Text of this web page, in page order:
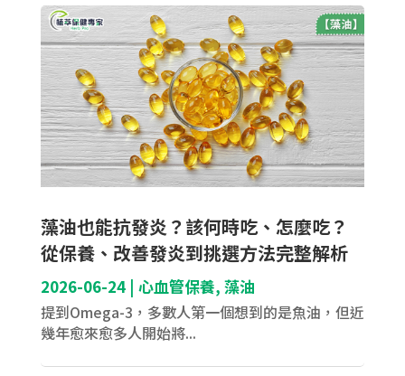
藻油也能抗發炎？該何時吃、怎麼吃？
從保養、改善發炎到挑選方法完整解析
2026-06-24| 心血管保養, 藻油
提到Omega-3，多數人第一個想到的是魚油，但近
幾年愈來愈多人開始將...